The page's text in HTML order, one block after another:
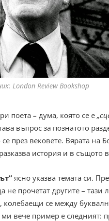
London Review Bookshop
поета – дума, която се е
въпрос за познатото
през вековете. Вярата на
история и в същото
ясно указва темата си.
прочетат другите – тази
колебаещи се между
вече пример е следният: